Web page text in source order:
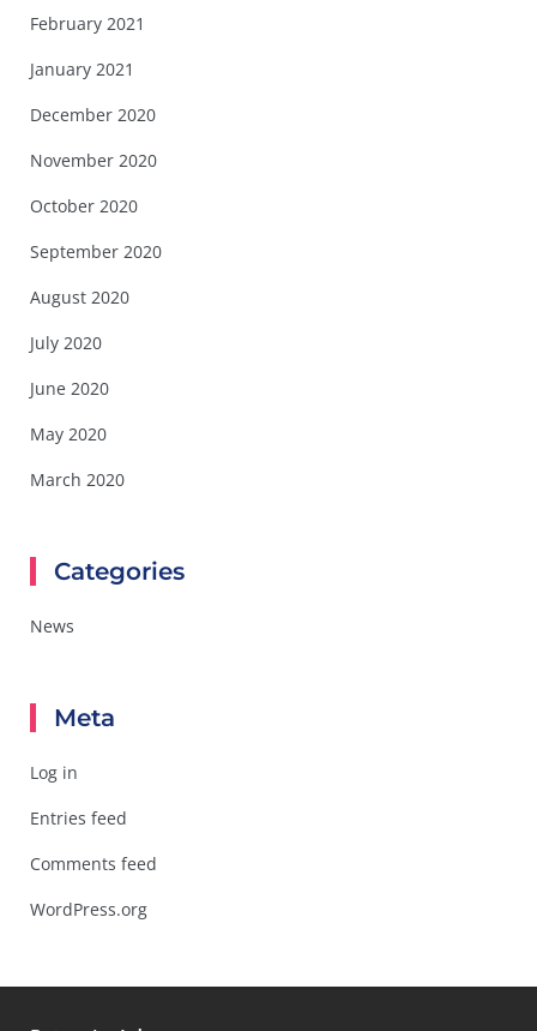
February 2021
January 2021
December 2020
November 2020
October 2020
September 2020
August 2020
July 2020
June 2020
May 2020
March 2020
Categories
News
Meta
Log in
Entries feed
Comments feed
WordPress.org